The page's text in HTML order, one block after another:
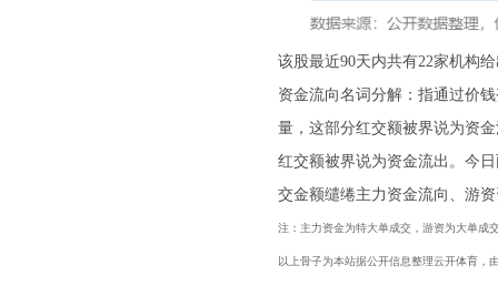
该股最近90天内共有22家机构
资金流向名词分解：指通过价
量，这部分红交额被界说为资
红交额被界说为资金流出。今
交金额缱绻主力资金流向、游
注：主力资金为特大单成交，游资为大单成
以上骨子为本站据公开信息整理云开体育，